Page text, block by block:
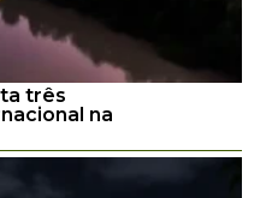
três
na